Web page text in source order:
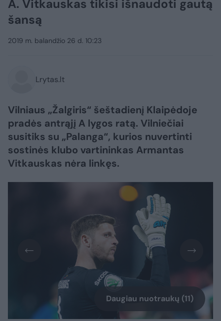
A. Vitkauskas tikisi išnaudoti gautą
šansą
2019 m. balandžio 26 d. 10:23
Lrytas.lt
Vilniaus „Žalgiris“ šeštadienį Klaipėdoje
pradės antrąjį A lygos ratą. Vilniečiai
susitiks su „Palanga“, kurios nuvertinti
sostinės klubo vartininkas Armantas
Vitkauskas nėra linkęs.
Daugiau nuotraukų (11)